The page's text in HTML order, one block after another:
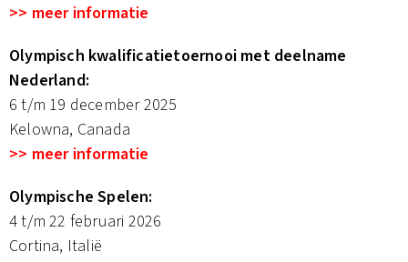
>> meer informatie
Olympisch kwalificatietoernooi met deelname
Nederland:
6 t/m 19 december 2025
Kelowna, Canada
>> meer informatie
Olympische Spelen:
4 t/m 22 februari 2026
Cortina, Italië